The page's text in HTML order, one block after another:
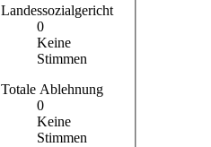
Landessozialgericht
0
Keine
Stimmen
Totale Ablehnung
0
Keine
Stimmen